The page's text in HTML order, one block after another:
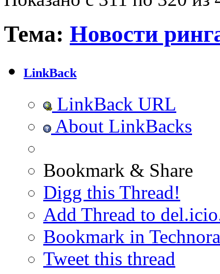
Тема: Новости
LinkBack
LinkBack URL
About LinkBacks
Bookmark & Share
Digg this Thread!
Add Thread to
Bookmark in
Tweet this thread